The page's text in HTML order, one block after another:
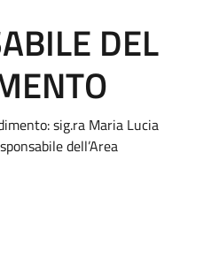
DEL
sig.ra Maria Lucia
dell’Area